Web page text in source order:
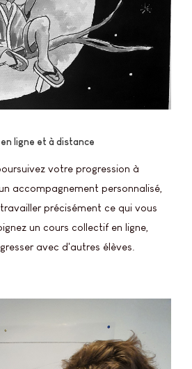
ligne et à distance
votre progression à
accompagnement personnalisé,
précisément ce qui vous
un cours collectif en ligne,
avec d'autres élèves.